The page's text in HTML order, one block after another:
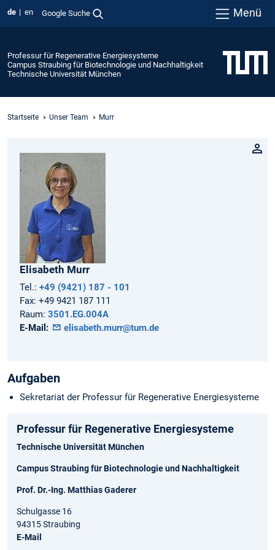
de en Google Suche Menü
Professur für Regenerative Energiesysteme
Campus Straubing für Biotechnologie und Nachhaltigkeit
Technische Universität München
Startseite Unser Team Murr
Elisabeth Murr
Tel.: +49 (9421) 187 - 101
Fax: +49 9421 187 111
Raum: 3501.EG.004A
E-Mail:
elisabeth.murr@tum.de
Aufgaben
Sekretariat der Professur für Regenerative Energiesysteme
Professur für Regenerative Energiesysteme
Technische Universität München
Campus Straubing für Biotechnologie und Nachhaltigkeit
Prof. Dr.-Ing. Matthias Gaderer
Schulgasse 16
94315 Straubing
E-Mail